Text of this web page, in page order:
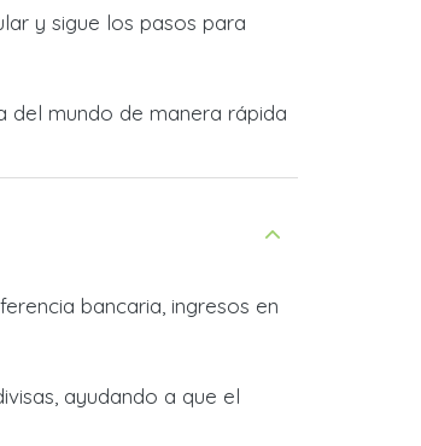
y sigue los pasos para
del mundo de manera rápida
bancaria, ingresos en
ayudando a que el